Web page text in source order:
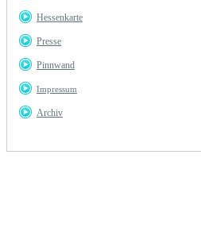
Hessenkarte
Presse
Pinnwand
Impressum
Archiv